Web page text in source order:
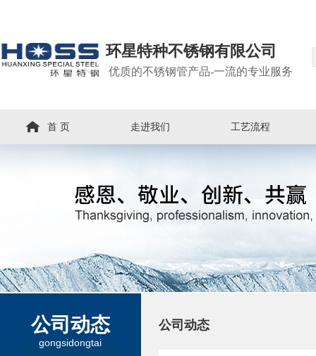
环星特种不锈钢有限公司
优质的不锈钢管产品-一流的专业服务
首 页 走进我们 工艺流程
公司动态
gongsidongtai
公司动态